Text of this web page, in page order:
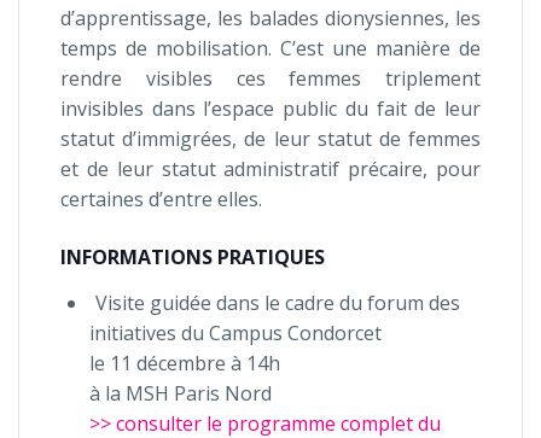
d’apprentissage, les balades dionysiennes, les
temps de mobilisation. C’est une manière de
rendre visibles ces femmes triplement
invisibles dans l’espace public du fait de leur
statut d’immigrées, de leur statut de femmes
et de leur statut administratif précaire, pour
certaines d’entre elles.
INFORMATIONS PRATIQUES
Visite guidée dans le cadre du forum des
initiatives du Campus Condorcet
le 11 décembre à 14h
à la MSH Paris Nord
>> consulter le programme complet du